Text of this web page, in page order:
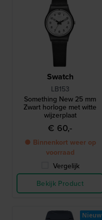
Swatch
LB153
Something New 25 mm
Zwart horloge met witte
wijzerplaat
€ 60,-
● Binnenkort weer op
voorraad
Vergelijk
Bekijk Product
Nieuw